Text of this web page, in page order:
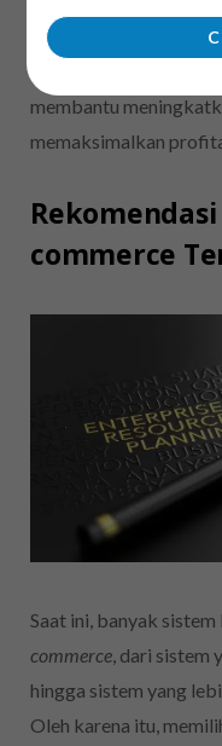
bisnis e-
membantu
memaksimalkan
Rekomendasi
commerce
Saat ini, banyak
commerce , dari
hingga sistem yang
Oleh karena itu,